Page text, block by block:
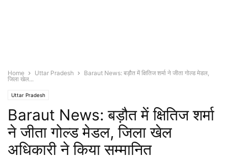
Home Uttar Pradesh
Baraut News: बड़ौत में क्षितिज शर्मा ने जीता गोल्ड मेडल,
जिला खेल...
Uttar Pradesh
Baraut News: बड़ौत में क्षितिज शर्मा
ने जीता गोल्ड मेडल, जिला खेल
अधिकारी ने किया सम्मानित